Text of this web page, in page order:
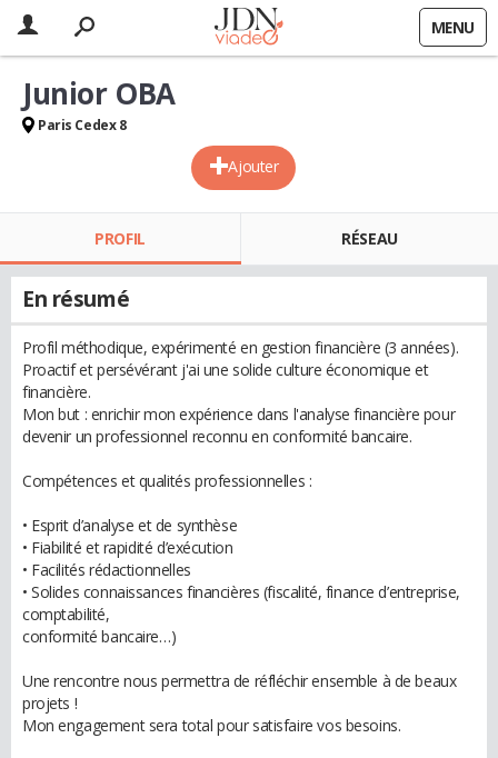
MENU
Ajouter
Junior OBA
Paris Cedex 8
PROFIL RÉSEAU
En résumé
Profil méthodique, expérimenté en gestion financière (3 années).
Proactif et persévérant j'ai une solide culture économique et
financière.
Mon but : enrichir mon expérience dans l'analyse financière pour
devenir un professionnel reconnu en conformité bancaire.
Compétences et qualités professionnelles :
• Esprit d’analyse et de synthèse
• Fiabilité et rapidité d’exécution
• Facilités rédactionnelles
• Solides connaissances financières (fiscalité, finance d’entreprise,
comptabilité,
conformité bancaire…)
Une rencontre nous permettra de réfléchir ensemble à de beaux
projets !
Mon engagement sera total pour satisfaire vos besoins.